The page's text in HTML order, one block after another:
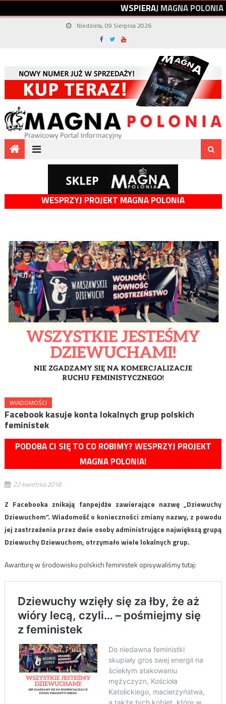
WSPIERAJMAGNAPOLONIA
Niedziela, 09 Sierpnia 2026
WESPRZYJ PROJEKT MAGNA POLONIA
WIADOMOŚCI
Facebook kasuje konta lokalnych grup polskich
feministek
PODOBA CI SIĘ TO CO ROBIMY? WESPRZYJ PROJEKT
MAGNA POLONIA!
22 kwietnia 2018
Z Facebooka znikają fanpejdże zawierające nazwę „Dziewuchy
Dziewuchom”. Wiadomość o konieczności zmiany nazwy, z powodu
jej zastrzeżenia przez dwie osoby administrujące największą grupą
Dziewuchy Dziewuchom, otrzymało wiele lokalnych grup.
Awanturę w środowisku polskich feministek opisywaliśmy tutaj: